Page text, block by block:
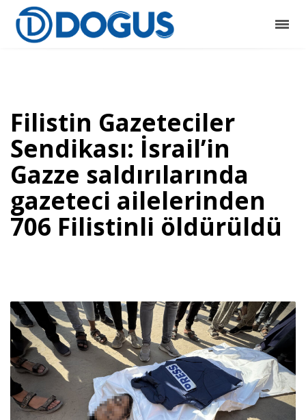
Filistin Gazeteciler
Sendikası: İsrail’in
Gazze saldırılarında
gazeteci ailelerinden
706 Filistinli öldürüldü